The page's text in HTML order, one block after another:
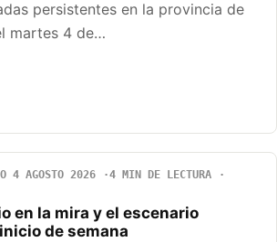
persistentes en la provincia de
martes 4 de…
4 AGOSTO 2026
4 MIN DE LECTURA
en la mira y el escenario
de semana